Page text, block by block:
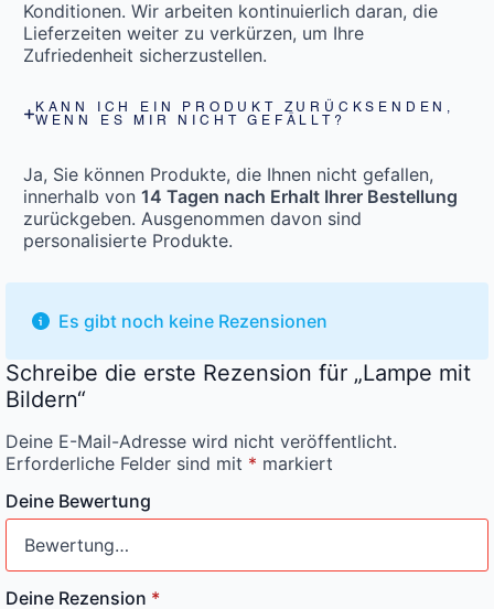
Konditionen. Wir arbeiten kontinuierlich daran, die
Lieferzeiten weiter zu verkürzen, um Ihre
Zufriedenheit sicherzustellen.
KANN ICH EIN PRODUKT ZURÜCKSENDEN,
WENN ES MIR NICHT GEFÄLLT?
Ja, Sie können Produkte, die Ihnen nicht gefallen,
innerhalb von 14 Tagen nach Erhalt Ihrer Bestellung
zurückgeben. Ausgenommen davon sind
personalisierte Produkte.
Es gibt noch keine Rezensionen
Schreibe die erste Rezension für „Lampe mit
Bildern“
Deine E-Mail-Adresse wird nicht veröffentlicht.
Erforderliche Felder sind mit * markiert
Deine Bewertung
Deine Rezension *